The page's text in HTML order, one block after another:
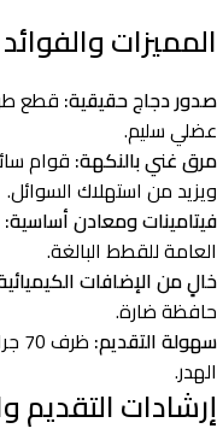
المميزات
صدور دجاج حقيقية: قطع
عضلي سليم.
مرق غني بالنكهة: قوام
ويزيد من استهلاك السوائل.
فيتامينات ومعادن أساسية:
العامة للقطط البالغة.
خالٍ من الإضافات
حافظة ضارة.
سهولة التقديم:
الهدر.
إرشادات التقديم